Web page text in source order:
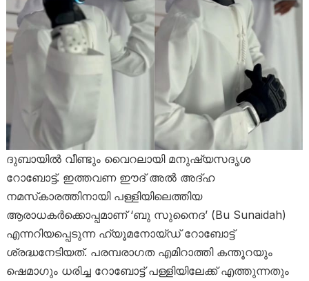
ദുബായിൽ വീണ്ടും വൈറലായി മനുഷ്യസദൃശ
റോബോട്ട്. ഇത്തവണ ഈദ് അൽ അദ്ഹ
നമസ്‌കാരത്തിനായി പള്ളിയിലെത്തിയ
ആരാധകർക്കൊപ്പമാണ് ‘ബു സുനൈദ’ (Bu Sunaidah)
എന്നറിയപ്പെടുന്ന ഹ്യൂമനോയ്ഡ് റോബോട്ട്
ശ്രദ്ധനേടിയത്. പരമ്പരാഗത എമിറാത്തി കന്തൂറയും
ഷെമാഗും ധരിച്ച റോബോട്ട് പള്ളിയിലേക്ക് എത്തുന്നതും